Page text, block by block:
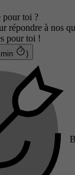
pour toi ?
répondre à nos
pour toi !
)